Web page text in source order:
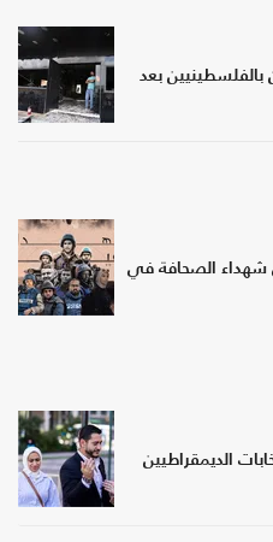
بعد
على شهداء الصحافة في
الديمقراطيين